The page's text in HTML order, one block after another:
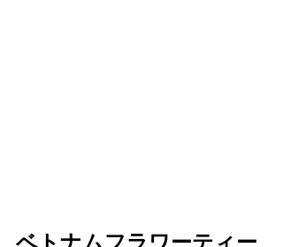
ベトナムフラワーティー